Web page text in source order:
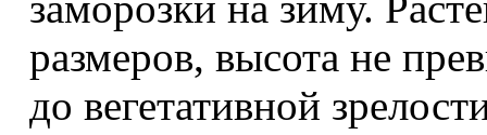
размеров, высота не
до вегетативной